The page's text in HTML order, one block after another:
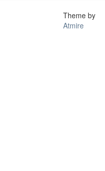
Theme by
Atmire